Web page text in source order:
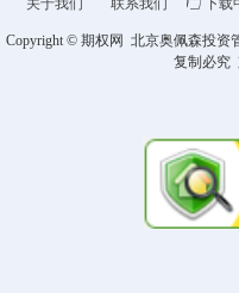
关于我们 联系我们 下载
Copyright © 期权网 北京奥佩森投资
复制必究